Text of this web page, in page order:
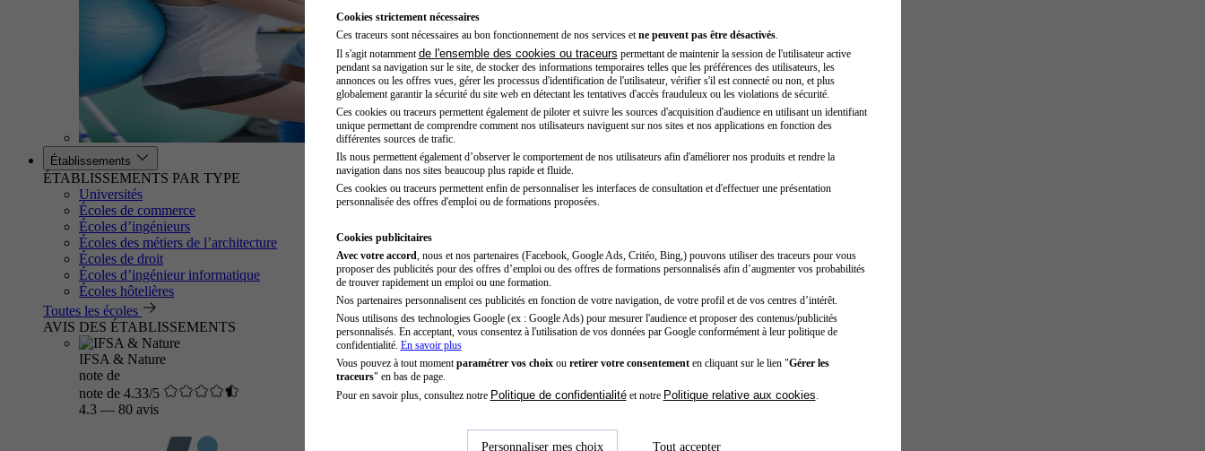
Établissements
ÉTABLISSEMENTS PAR TYPE
Universités
Écoles de commerce
Écoles d’ingénieurs
Écoles des métiers de l’architecture
Écoles de droit
Écoles d’ingénieur informatique
Écoles hôtelières
Toutes les écoles
AVIS DES ÉTABLISSEMENTS
IFSA & Nature
note de
note de 4.33/5
4.3 — 80 avis
Cookies strictement nécessaires
Ces traceurs sont nécessaires au bon fonctionnement de nos services et ne peuvent pas être désactivés.
Il s'agit notamment de l'ensemble des cookies ou traceurs permettant de maintenir la session de l'utilisateur active
pendant sa navigation sur le site, de stocker des informations temporaires telles que les préférences des utilisateurs, les
annonces ou les offres vues, gérer les processus d'identification de l'utilisateur, vérifier s'il est connecté ou non, et plus
globalement garantir la sécurité du site web en détectant les tentatives d'accès frauduleux ou les violations de sécurité.
Ces cookies ou traceurs permettent également de piloter et suivre les sources d'acquisition d'audience en utilisant un identifiant
unique permettant de comprendre comment nos utilisateurs naviguent sur nos sites et nos applications en fonction des
différentes sources de trafic.
Ils nous permettent également d’observer le comportement de nos utilisateurs afin d'améliorer nos produits et rendre la
navigation dans nos sites beaucoup plus rapide et fluide.
Ces cookies ou traceurs permettent enfin de personnaliser les interfaces de consultation et d'effectuer une présentation
personnalisée des offres d'emploi ou de formations proposées.
Cookies publicitaires
Avec votre accord , nous et nos partenaires (Facebook, Google Ads, Critéo, Bing,) pouvons utiliser des traceurs pour vous
proposer des publicités pour des offres d’emploi ou des offres de formations personnalisés afin d’augmenter vos probabilités
de trouver rapidement un emploi ou une formation.
Nos partenaires personnalisent ces publicités en fonction de votre navigation, de votre profil et de vos centres d’intérêt.
Nous utilisons des technologies Google (ex : Google Ads) pour mesurer l'audience et proposer des contenus/publicités
personnalisés. En acceptant, vous consentez à l'utilisation de vos données par Google conformément à leur politique de
confidentialité. En savoir plus
Vous pouvez à tout moment paramétrer vos choixou retirer votre consentementen cliquant sur le lien "Gérer les
traceurs" en bas de page.
Pour en savoir plus, consultez notre Politique de confidentialitéet notre Politique relative aux cookies
Personnaliser mes choix Tout accepter